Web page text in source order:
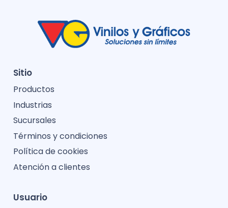
Sitio
Productos
Industrias
Sucursales
Términos y condiciones
Política de cookies
Atención a clientes
Usuario